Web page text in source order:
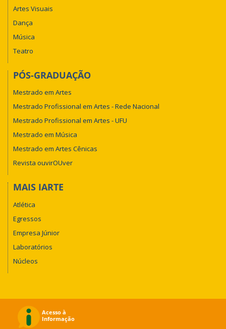
Artes Visuais
Dança
Música
Teatro
PÓS-GRADUAÇÃO
Mestrado em Artes
Mestrado Profissional em Artes - Rede Nacional
Mestrado Profissional em Artes - UFU
Mestrado em Música
Mestrado em Artes Cênicas
Revista ouvirOUver
MAIS IARTE
Atlética
Egressos
Empresa Júnior
Laboratórios
Núcleos